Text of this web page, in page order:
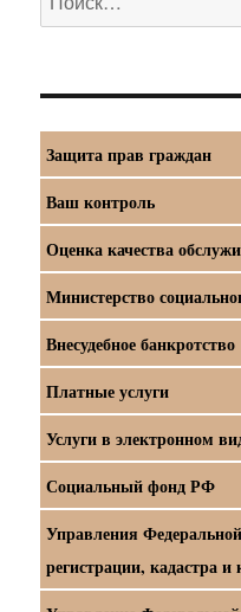
Защита прав граждан
Ваш контроль
Оценка качества
Министерство
Внесудебное банкротство
Платные услуги
Услуги в электронном
Социальный фонд РФ
Управления
регистрации, кадастра